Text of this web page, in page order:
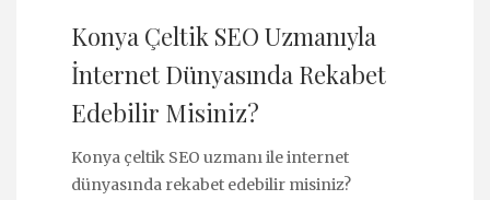
Konya Çeltik SEO Uzmanıyla
İnternet Dünyasında Rekabet
Edebilir Misiniz?
Konya çeltik SEO uzmanı ile internet
dünyasında rekabet edebilir misiniz?